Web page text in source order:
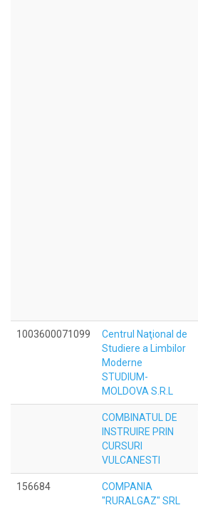
1003600071099
Centrul Naţional de
Studiere a Limbilor
Moderne
STUDIUM-
MOLDOVA S.R.L
COMBINATUL DE
INSTRUIRE PRIN
CURSURI
VULCANESTI
156684
COMPANIA
"RURALGAZ" SRL